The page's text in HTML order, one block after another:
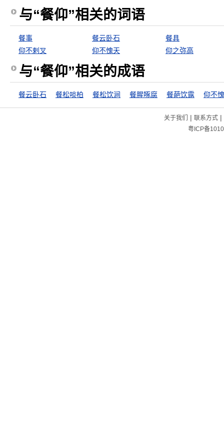
与“餐仰”相关的词语
餐事 餐云卧石
餐具
仰不剌叉
仰不愧天 仰之弥高
与“餐仰”相关的成语
餐云卧石 餐松啖柏 餐松饮涧 餐腥啄腐 餐葩饮露 仰不
关于我们 | 联系方式|
粤ICP备